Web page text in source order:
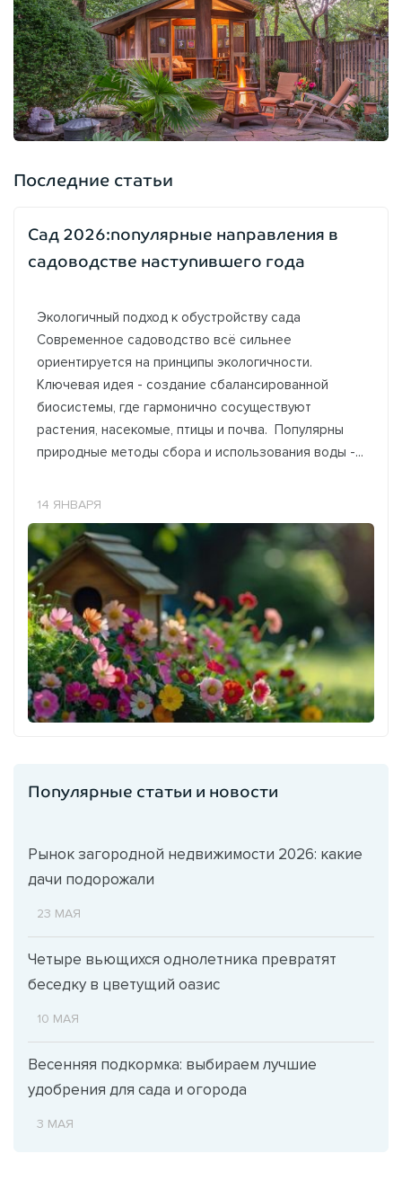
Последние статьи
Сад 2026:популярные направления в
садоводстве наступившего года
Экологичный подход к обустройству сада
Современное садоводство всё сильнее
ориентируется на принципы экологичности.
Ключевая идея - создание сбалансированной
биосистемы, где гармонично сосуществуют
растения, насекомые, птицы и почва. Популярны
природные методы сбора и использования воды -...
14 ЯНВАРЯ
Популярные статьи и новости
Рынок загородной недвижимости 2026: какие
дачи подорожали
23 МАЯ
Четыре вьющихся однолетника превратят
беседку в цветущий оазис
10 МАЯ
Весенняя подкормка: выбираем лучшие
удобрения для сада и огорода
3 МАЯ